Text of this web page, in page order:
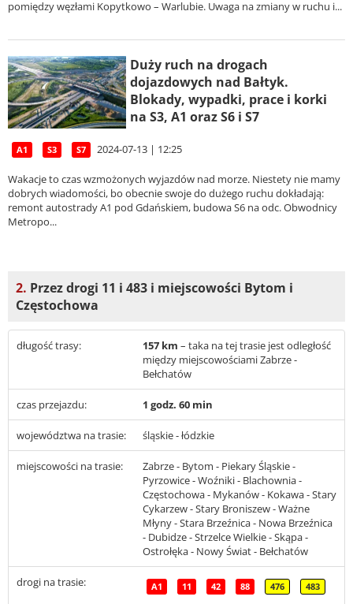
pomiędzy węzłami Kopytkowo – Warlubie. Uwaga na zmiany w ruchu i...
Duży ruch na drogach
dojazdowych nad Bałtyk.
Blokady, wypadki, prace i korki
na S3, A1 oraz S6 i S7
A1 S3 S7 2024-07-13 | 12:25
Wakacje to czas wzmożonych wyjazdów nad morze. Niestety nie mamy
dobrych wiadomości, bo obecnie swoje do dużego ruchu dokładają:
remont autostrady A1 pod Gdańskiem, budowa S6 na odc. Obwodnicy
Metropo...
2. Przez drogi 11 i 483 i miejscowości Bytom i
Częstochowa
długość trasy: 157 km – taka na tej trasie jest odległość
między miejscowościami Zabrze -
Bełchatów
czas przejazdu: 1 godz. 60 min
województwa na trasie: śląskie - łódzkie
miejscowości na trasie:
Zabrze - Bytom - Piekary Śląskie -
Pyrzowice - Woźniki - Blachownia -
Częstochowa - Mykanów - Kokawa - Stary
Cykarzew - Stary Broniszew - Ważne
Młyny - Stara Brzeźnica - Nowa Brzeźnica
- Dubidze - Strzelce Wielkie - Skąpa -
Ostrołęka - Nowy Świat - Bełchatów
drogi na trasie: A1 11 42 88 476 483